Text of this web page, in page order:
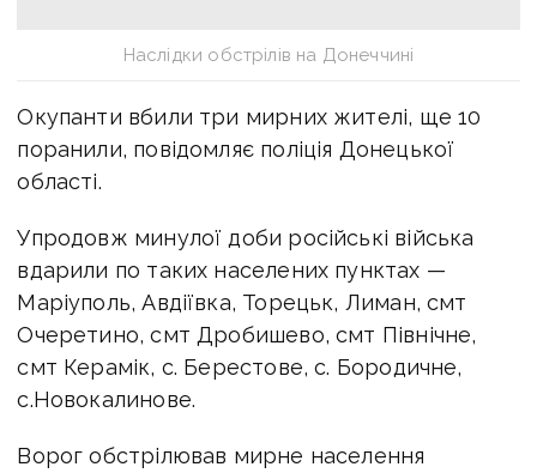
Наслідки обстрілів на Донеччині
Окупанти вбили три мирних жителі, ще 10
поранили, повідомляє поліція Донецької
області.
Упродовж минулої доби російські війська
вдарили по таких населених пунктах —
Маріуполь, Авдіївка, Торецьк, Лиман, смт
Очеретино, смт Дробишево, смт Північне,
смт Керамік, с. Берестове, с. Бородичне,
с.Новокалинове.
Ворог обстрілював мирне населення